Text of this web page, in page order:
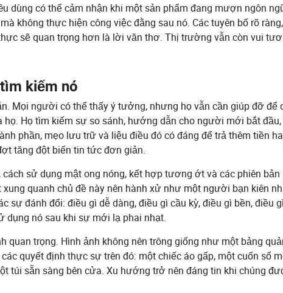
dùng có thể cảm nhận khi một sản phẩm đang mượn ngôn
không thực hiện công việc đằng sau nó. Các tuyên bố rõ
sẽ quan trọng hơn là lời văn thơ. Thị trường vẫn còn vui
kiếm nó
Mọi người có thể thấy ý tưởng, nhưng họ vẫn cần giúp đỡ để
họ. Họ tìm kiếm sự so sánh, hướng dẫn cho người mới bắt
phần, mẹo lưu trữ và liệu điều đó có đáng để trả thêm tiền
tăng đột biến tin tức đơn giản.
sử dụng mật ong nóng, kết hợp tương ớt và các phiên bản
quanh chủ đề này nên hành xử như một người bạn kiên
sự đánh đổi: điều gì dễ dàng, điều gì cầu kỳ, điều gì bền, điều
nó sau khi sự mới lạ phai nhạt.
quan trọng. Hình ảnh không nên trông giống như một bảng
quyết định thực sự trên đó: một chiếc áo gấp, một cuốn sổ
túi sẵn sàng bên cửa. Xu hướng trở nên đáng tin khi chúng